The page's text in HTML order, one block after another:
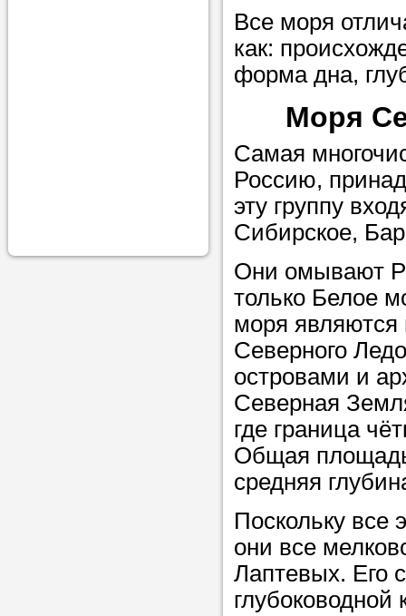
Больше не
голову, к
помощью -
Nado5.ru!
Наши
помогут
советам,
репетитора
Совет 1.
упростить
достаточно
нам, и
репетитора,
максимально
ваши
Все моря
как:
форма дна,
Моря
Самая
Россию,
эту группу
Сибирское,
Они омывают
только Белое
моря
Северного
островами и
Северная
где граница
Общая
средняя
Поскольку все
они все
Лаптевых. Его